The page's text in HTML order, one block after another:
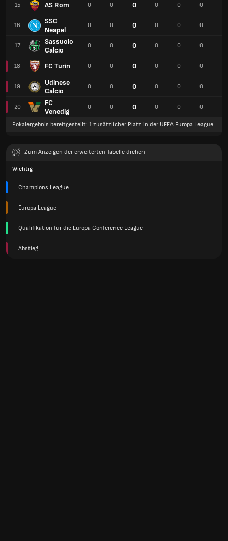
15 AS Rom
16
SSC
Neapel
17
Sassuolo
Calcio
18 FC Turin
19
Udinese
Calcio
20
FC
Venedig
0 0 0 0 0 0
0 0 0 0 0 0
0 0 0 0 0 0
0 0 0 0 0 0
0 0 0 0 0 0
0 0 0 0 0 0
Pokalergebnis bereitgestellt: 1 zusätzlicher Platz in der UEFA Europa League
Zum Anzeigen der erweiterten Tabelle drehen
Wichtig
Champions League
Europa League
Qualifikation für die Europa Conference League
Abstieg